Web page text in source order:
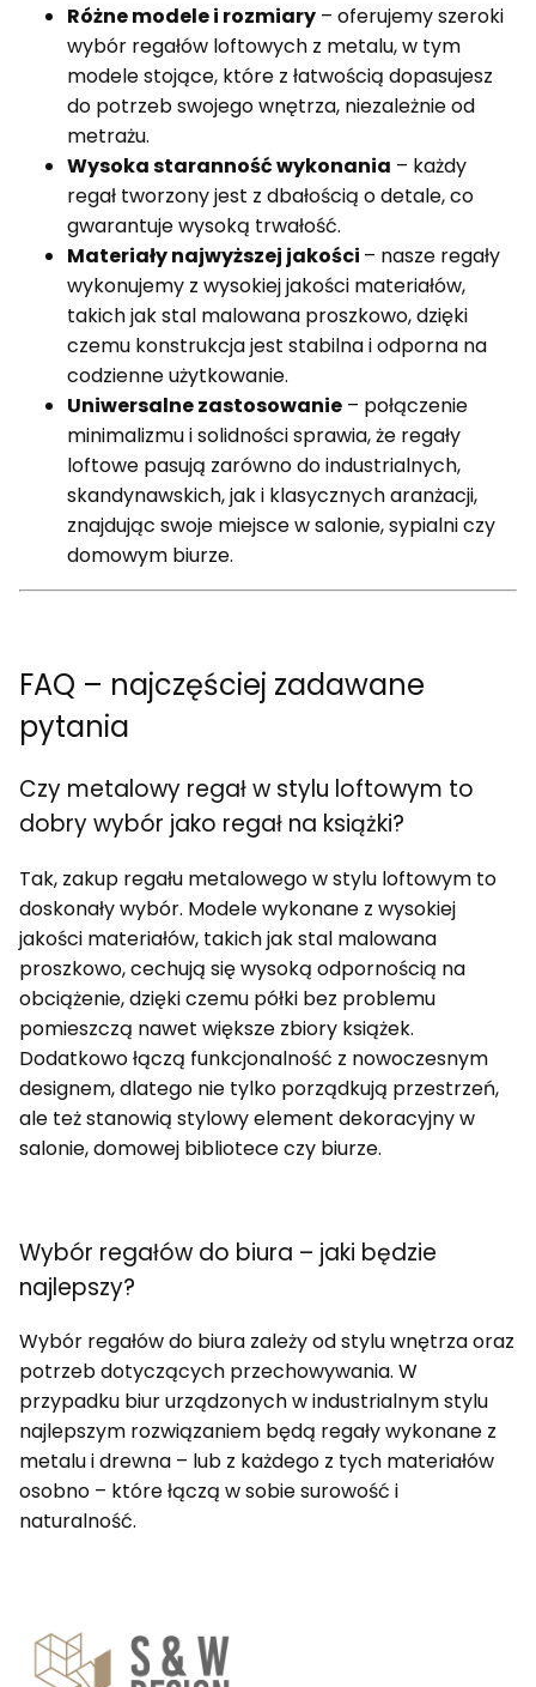
Różne modele i rozmiary – oferujemy szeroki
wybór regałów loftowych z metalu, w tym
modele stojące, które z łatwością dopasujesz
do potrzeb swojego wnętrza, niezależnie od
metrażu.
Wysoka staranność wykonania – każdy
regał tworzony jest z dbałością o detale, co
gwarantuje wysoką trwałość.
Materiały najwyższej jakości – nasze regały
wykonujemy z wysokiej jakości materiałów,
takich jak stal malowana proszkowo, dzięki
czemu konstrukcja jest stabilna i odporna na
codzienne użytkowanie.
Uniwersalne zastosowanie – połączenie
minimalizmu i solidności sprawia, że regały
loftowe pasują zarówno do industrialnych,
skandynawskich, jak i klasycznych aranżacji,
znajdując swoje miejsce w salonie, sypialni czy
domowym biurze.
FAQ – najczęściej zadawane
pytania
Czy metalowy regał w stylu loftowym to
dobry wybór jako regał na książki?
Tak, zakup regału metalowego w stylu loftowym to
doskonały wybór. Modele wykonane z wysokiej
jakości materiałów, takich jak stal malowana
proszkowo, cechują się wysoką odpornością na
obciążenie, dzięki czemu półki bez problemu
pomieszczą nawet większe zbiory książek.
Dodatkowo łączą funkcjonalność z nowoczesnym
designem, dlatego nie tylko porządkują przestrzeń,
ale też stanowią stylowy element dekoracyjny w
salonie, domowej bibliotece czy biurze.
Wybór regałów do biura – jaki będzie
najlepszy?
Wybór regałów do biura zależy od stylu wnętrza oraz
potrzeb dotyczących przechowywania. W
przypadku biur urządzonych w industrialnym stylu
najlepszym rozwiązaniem będą regały wykonane z
metalu i drewna – lub z każdego z tych materiałów
osobno – które łączą w sobie surowość i
naturalność.